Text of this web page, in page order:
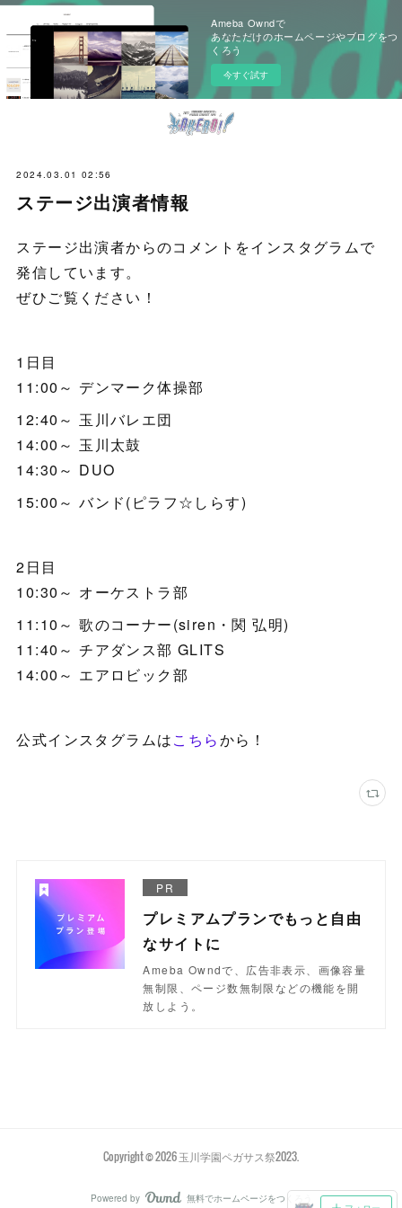
Ameba Owndで
あなただけのホームページやブログをつ
くろう
今すぐ試す
2024.03.01 02:56
ステージ出演者情報
ステージ出演者からのコメントをインスタグラムで
発信しています。
ぜひご覧ください！
1日目
11:00～ デンマーク体操部
12:40～ 玉川バレエ団
14:00～ 玉川太鼓
14:30～ DUO
15:00～ バンド(ピラフ☆しらす)
2日目
10:30～ オーケストラ部
11:10～ 歌のコーナー(siren・関 弘明)
11:40～ チアダンス部 GLITS
14:00～ エアロビック部
公式インスタグラムはこちらから！
PR
プレミアムプランでもっと自由
なサイトに
Ameba Owndで、広告非表示、画像容量
無制限、ページ数無制限などの機能を開
放しよう。
Copyright ©2026玉川学園ペガサス祭2023.
Powered by AmebaOwnd
無料でホームページをつくろう